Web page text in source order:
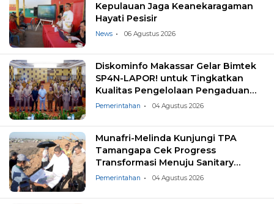
Kepulauan Jaga Keanekaragaman
Hayati Pesisir
News 06 Agustus 2026
Diskominfo Makassar Gelar Bimtek
SP4N-LAPOR! untuk Tingkatkan
Kualitas Pengelolaan Pengaduan
Masyarakat
Pemerintahan 04 Agustus 2026
Munafri-Melinda Kunjungi TPA
Tamangapa Cek Progress
Transformasi Menuju Sanitary
Landfill
Pemerintahan 04 Agustus 2026